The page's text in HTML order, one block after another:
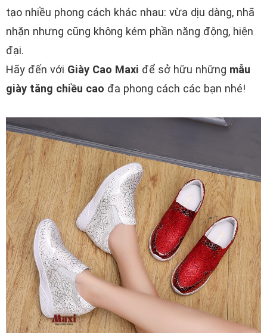
tạo nhiều phong cách khác nhau: vừa dịu dàng, nhã
nhặn nhưng cũng không kém phần năng động, hiện
đại.
Hãy đến với Giày Cao Maxi để sở hữu những mẫu
giày tăng chiều cao đa phong cách các bạn nhé!